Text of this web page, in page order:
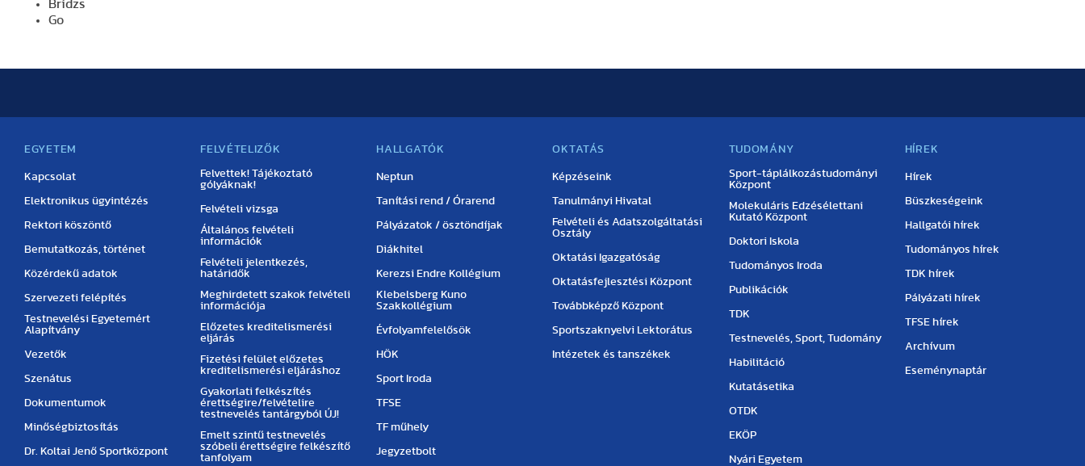
Bridzs
Go
EGYETEM
Kapcsolat
Elektronikus ügyintézés
Rektori köszöntő
Bemutatkozás, történet
Közérdekű adatok
Szervezeti felépítés
Testnevelési Egyetemért
Alapítvány
Vezetők
Szenátus
Dokumentumok
Minőségbiztosítás
Dr. Koltai Jenő Sportközpont
FELVÉTELIZŐK
Felvettek! Tájékoztató
gólyáknak!
Felvételi vizsga
Általános felvételi
információk
Felvételi jelentkezés,
határidők
Meghirdetett szakok felvételi
információja
Előzetes kreditelismerési
eljárás
Fizetési felület előzetes
kreditelismerési eljáráshoz
Gyakorlati felkészítés
érettségire/felvételire
testnevelés tantárgyból ÚJ!
Emelt szintű testnevelés
szóbeli érettségire felkészítő
tanfolyam
HALLGATÓK
Neptun
Tanítási rend / Órarend
Pályázatok / ösztöndíjak
Diákhitel
Kerezsi Endre Kollégium
Klebelsberg Kuno
Szakkollégium
Évfolyamfelelősök
HÖK
Sport Iroda
TFSE
TF műhely
Jegyzetbolt
OKTATÁS
Képzéseink
Tanulmányi Hivatal
Felvételi és Adatszolgáltatási
Osztály
Oktatási Igazgatóság
Oktatásfejlesztési Központ
Továbbképző Központ
Sportszaknyelvi Lektorátus
Intézetek és tanszékek
TUDOMÁNY
Sport-táplálkozástudományi
Központ
Molekuláris Edzésélettani
Kutató Központ
Doktori Iskola
Tudományos Iroda
Publikációk
TDK
Testnevelés, Sport, Tudomány
Habilitáció
Kutatásetika
OTDK
EKÖP
Nyári Egyetem
HÍREK
Hírek
Büszkeségeink
Hallgatói hírek
Tudományos hírek
TDK hírek
Pályázati hírek
TFSE hírek
Archívum
Eseménynaptár